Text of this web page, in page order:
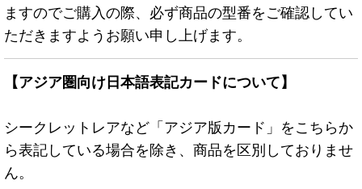
ますのでご購入の際、必ず商品の型番をご確認してい
ただきますようお願い申し上げます。
【アジア圏向け日本語表記カードについて】
シークレットレアなど「アジア版カード」をこちらか
ら表記している場合を除き、商品を区別しておりませ
ん。